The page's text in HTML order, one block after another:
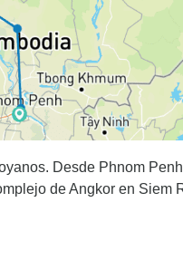
Desde Phnom
de Angkor en Siem